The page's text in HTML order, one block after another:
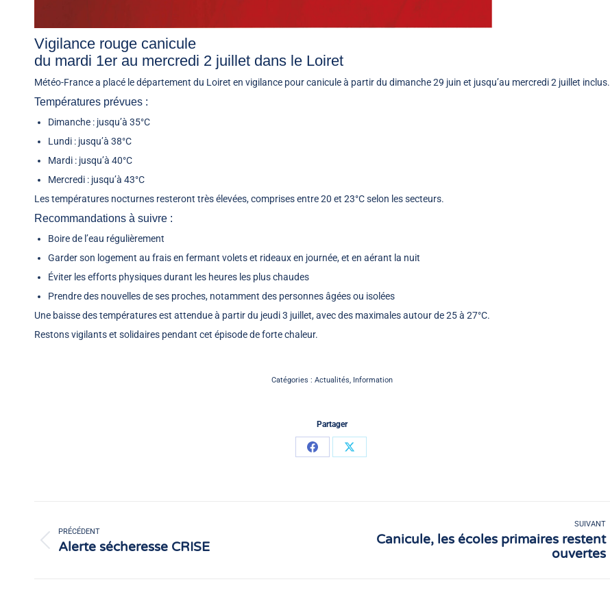
Vigilance rouge canicule
du mardi 1er au mercredi 2 juillet dans le Loiret
Météo-France a placé le département du Loiret en vigilance pour canicule à partir du dimanche 29 juin et jusqu’au mercredi 2 juillet inclus.
Températures prévues :
Dimanche : jusqu’à 35°C
Lundi : jusqu’à 38°C
Mardi : jusqu’à 40°C
Mercredi : jusqu’à 43°C
Les températures nocturnes resteront très élevées, comprises entre 20 et 23°C selon les secteurs.
Recommandations à suivre :
Boire de l’eau régulièrement
Garder son logement au frais en fermant volets et rideaux en journée, et en aérant la nuit
Éviter les efforts physiques durant les heures les plus chaudes
Prendre des nouvelles de ses proches, notamment des personnes âgées ou isolées
Une baisse des températures est attendue à partir du jeudi 3 juillet, avec des maximales autour de 25 à 27°C.
Restons vigilants et solidaires pendant cet épisode de forte chaleur.
Catégories : Actualités, Information
Partager
PartagerPartager
article
PRÉCÉDENT
Article
Alerte sécheresse CRISE
SUIVANT
ArticleCanicule, les écoles primaires restent
ouvertes